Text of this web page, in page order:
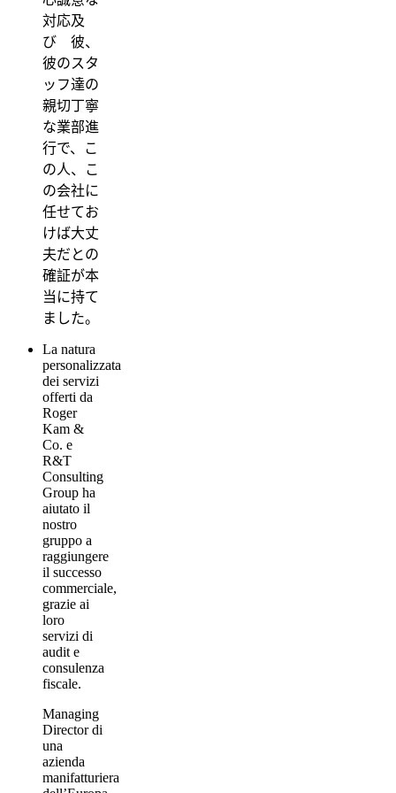
対応及
び 彼、
彼のスタ
ッフ達の
親切丁寧
な業部進
行で、こ
の人、こ
の会社に
任せてお
けば大丈
夫だとの
確証が本
当に持て
ました。
La natura
personalizzata
dei servizi
offerti da
Roger
Kam &
Co. e
R&T
Consulting
Group ha
aiutato il
nostro
gruppo a
raggiungere
il successo
commerciale,
grazie ai
loro
servizi di
audit e
consulenza
fiscale.
Managing
Director di
una
azienda
manifatturiera